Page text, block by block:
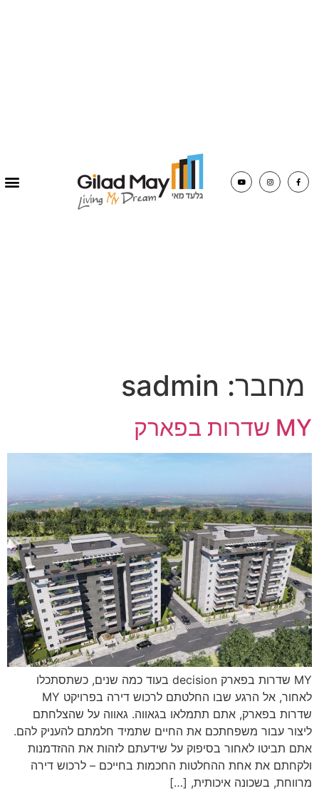
מחבר: sadmin
MY שדרות בפארק
MY שדרות בפארק decision בעוד כמה שנים, כשתסתכלו
לאחור, אל הרגע שבו החלטתם לרכוש דירה בפרויקט MY
שדרות בפארק, אתם תתמלאו בגאווה. גאווה על שהצלחתם
ליצור עבור משפחתכם את החיים שתמיד חלמתם להעניק להם.
אתם תביטו לאחור בסיפוק על שידעתם לזהות את ההזדמנות
ולקחתם את אחת ההחלטות החכמות בחייכם – לרכוש דירה
מרווחת, בשכונה איכותית, […]